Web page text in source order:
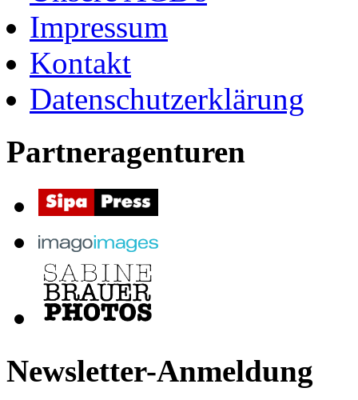
Impressum
Kontakt
Datenschutzerklärung
Partneragenturen
Newsletter-Anmeldung